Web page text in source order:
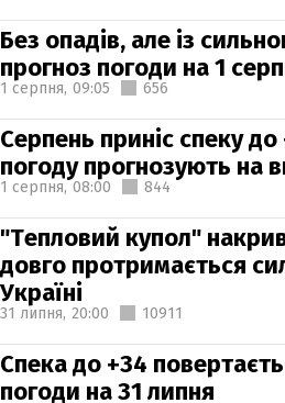
Без опадів, але із
прогноз погоди на 1
1 серпня, 09:05 656
Серпень приніс спеку до
погоду прогнозують на
1 серпня, 08:00 844
"Тепловий купол"
довго протримається
Україні
31 липня, 20:00 10911
Спека до +34
погоди на 31 липня